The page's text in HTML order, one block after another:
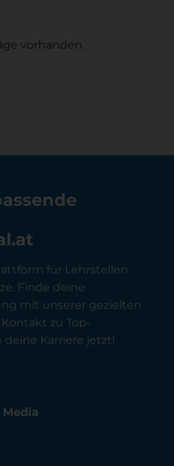
vorhanden.
für Lehrstellen
Finde deine
mit unserer gezielten
zu Top-
Karriere jetzt!